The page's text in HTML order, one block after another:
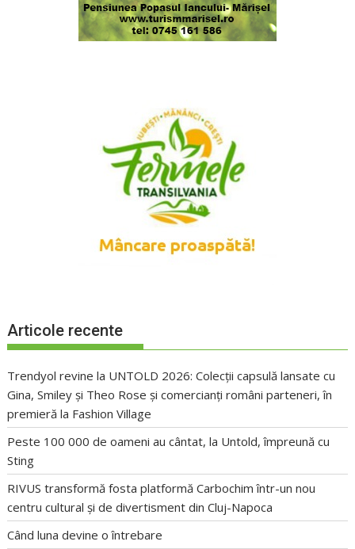
Articole recente
Trendyol revine la UNTOLD 2026: Colecții capsulă lansate cu
Gina, Smiley și Theo Rose și comercianți români parteneri, în
premieră la Fashion Village
Peste 100 000 de oameni au cântat, la Untold, împreună cu
Sting
RIVUS transformă fosta platformă Carbochim într-un nou
centru cultural și de divertisment din Cluj-Napoca
Când luna devine o întrebare